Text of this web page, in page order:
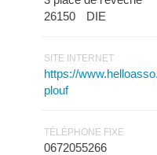
26150
DIE
SITE INTERNET
https://
plouf
TÉLÉPHONE FIXE
0672055266